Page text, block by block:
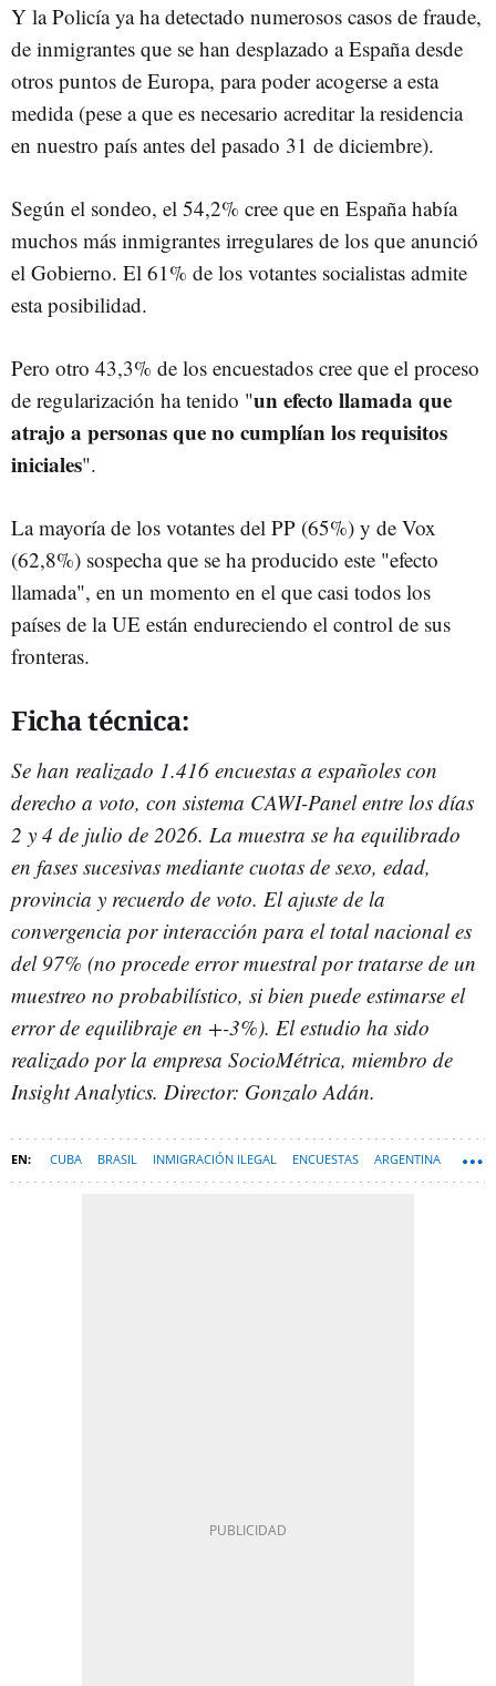
Y la Policía ya ha detectado numerosos casos de fraude,
de inmigrantes que se han desplazado a España desde
otros puntos de Europa, para poder acogerse a esta
medida (pese a que es necesario acreditar la residencia
en nuestro país antes del pasado 31 de diciembre).
Según el sondeo, el 54,2% cree que en España había
muchos más inmigrantes irregulares de los que anunció
el Gobierno. El 61% de los votantes socialistas admite
esta posibilidad.
Pero otro 43,3% de los encuestados cree que el proceso
de regularización ha tenido "un efecto llamada que
atrajo a personas que no cumplían los requisitos
iniciales".
La mayoría de los votantes del PP (65%) y de Vox
(62,8%) sospecha que se ha producido este "efecto
llamada", en un momento en el que casi todos los
países de la UE están endureciendo el control de sus
fronteras.
Ficha técnica:
Se han realizado 1.416 encuestas a españoles con
derecho a voto, con sistema CAWI-Panel entre los días
2 y 4 de julio de 2026. La muestra se ha equilibrado
en fases sucesivas mediante cuotas de sexo, edad,
provincia y recuerdo de voto. El ajuste de la
convergencia por interacción para el total nacional es
del 97% (no procede error muestral por tratarse de un
muestreo no probabilístico, si bien puede estimarse el
error de equilibraje en +-3%). El estudio ha sido
realizado por la empresa SocioMétrica, miembro de
Insight Analytics. Director: Gonzalo Adán.
CUBA BRASIL INMIGRACIÓN ILEGAL ENCUESTAS ARGENTINA